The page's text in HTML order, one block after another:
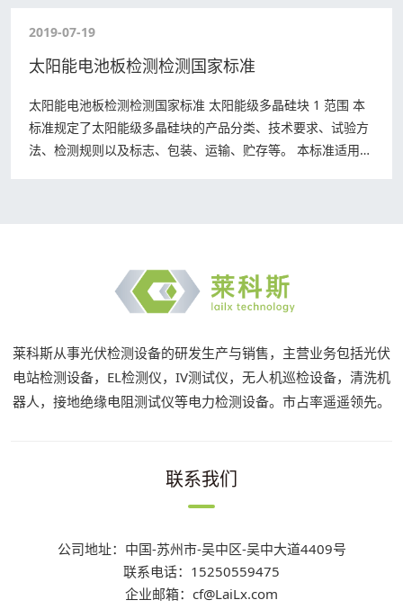
2019-07-19
太阳能电池板检测检测国家标准
太阳能电池板检测检测国家标准 太阳能级多晶硅块 1 范围 本
标准规定了太阳能级多晶硅块的产品分类、技术要求、试验方
法、检测规则以及标志、包装、运输、贮存等。 本标准适用于
莱科斯从事光伏检测设备的研发生产与销售，主营业务包括光伏
电站检测设备，EL检测仪，IV测试仪，无人机巡检设备，清洗机
器人，接地绝缘电阻测试仪等电力检测设备。市占率遥遥领先。
联系我们
公司地址：中国-苏州市-吴中区-吴中大道4409号
联系电话：15250559475
企业邮箱：cf@LaiLx.com